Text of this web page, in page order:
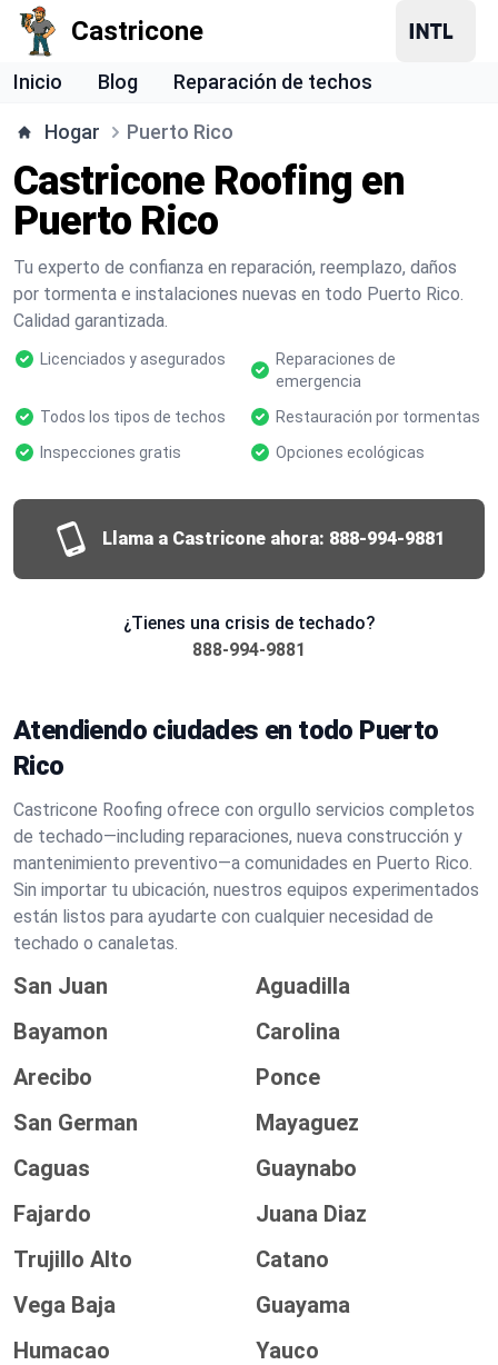
Castricone
Inicio Blog Reparación de techos
Hogar Puerto Rico
Castricone Roofing en
Puerto Rico
Tu experto de confianza en reparación, reemplazo, daños
por tormenta e instalaciones nuevas en todo Puerto Rico.
Calidad garantizada.
Licenciados y asegurados
Reparaciones de
emergencia
Todos los tipos de techos
Restauración por tormentas
Inspecciones gratis
Opciones ecológicas
Llama a Castricone ahora: 888-994-9881
¿Tienes una crisis de techado?
888-994-9881
Atendiendo ciudades en todo Puerto
Rico
Castricone Roofing ofrece con orgullo servicios completos
de techado—including reparaciones, nueva construcción y
mantenimiento preventivo—a comunidades en Puerto Rico.
Sin importar tu ubicación, nuestros equipos experimentados
están listos para ayudarte con cualquier necesidad de
techado o canaletas.
San Juan
Aguadilla
Bayamon
Carolina
Arecibo
Ponce
San German
Mayaguez
Caguas
Guaynabo
Fajardo
Juana Diaz
Trujillo Alto
Catano
Vega Baja
Guayama
Humacao
Yauco